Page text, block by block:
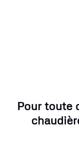
Pour toute